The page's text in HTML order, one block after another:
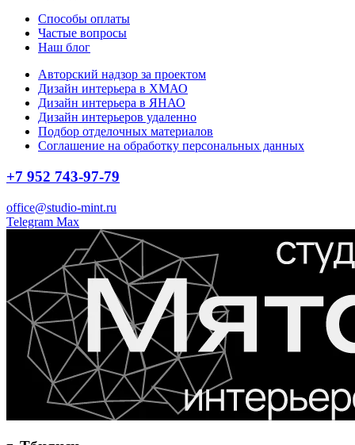
Способы оплаты
Частые вопросы
Наш блог
Авторский надзор за проектом
Дизайн интерьера в ХМАО
Дизайн интерьера в ЯНАО
Дизайн интерьеров удаленно
Подбор отделочных материалов
Соглашение на обработку персональных данных
+7 952 743-97-79
office@studio-mint.ru
Telegram Max